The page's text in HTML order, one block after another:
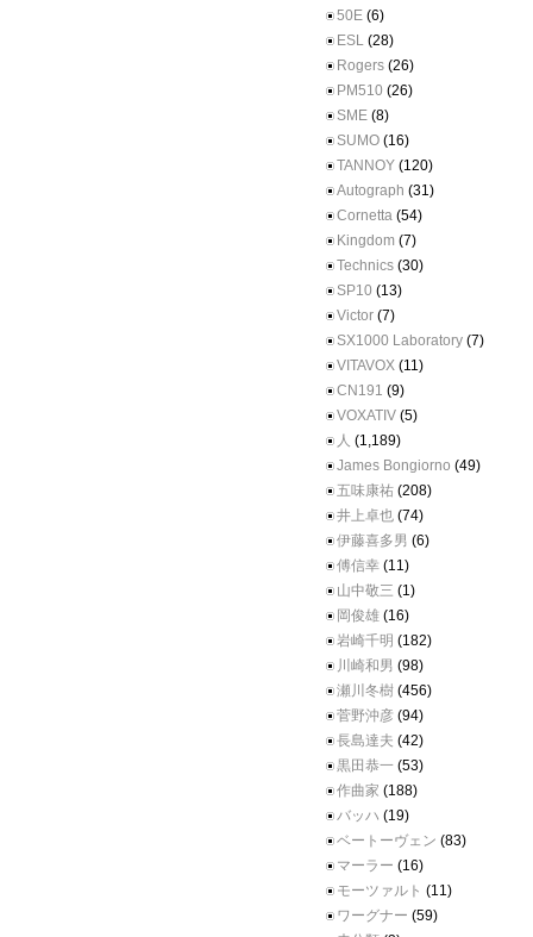
50E (6)
ESL (28)
Rogers (26)
PM510 (26)
SME (8)
SUMO (16)
TANNOY (120)
Autograph (31)
Cornetta (54)
Kingdom (7)
Technics (30)
SP10 (13)
Victor (7)
SX1000 Laboratory (7)
VITAVOX (11)
CN191 (9)
VOXATIV (5)
人 (1,189)
James Bongiorno (49)
五味康祐 (208)
井上卓也 (74)
伊藤喜多男 (6)
傅信幸 (11)
山中敬三 (1)
岡俊雄 (16)
岩崎千明 (182)
川崎和男 (98)
瀬川冬樹 (456)
菅野沖彦 (94)
長島達夫 (42)
黒田恭一 (53)
作曲家 (188)
バッハ (19)
ベートーヴェン (83)
マーラー (16)
モーツァルト (11)
ワーグナー (59)